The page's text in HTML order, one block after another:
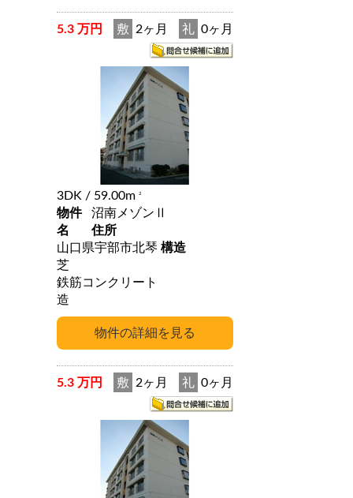
5.3 万円 敷 2ヶ月 礼 0ヶ月
3DK / 59.00m 2
物件
名
沼南メゾンⅡ
住所
山口県宇部市北琴
芝
構造
鉄筋コンクリート
造
5.3 万円 敷 2ヶ月 礼 0ヶ月